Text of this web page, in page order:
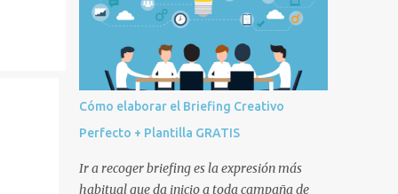
Cómo elaborar el Briefing Creativo
Perfecto + Plantilla GRATIS
Ir a recoger briefing es la expresión más
habitual que da inicio a toda campaña de